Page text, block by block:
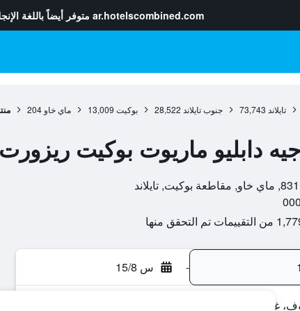
ar.hotelscombined.com متوفر أيضاً باللغة
تايلاند 73,743 جنوب تايلاند 28,522 بوكيت 13,009 ماي خاو 204
دابليو ماريوت بوكيت
التقييمات تم التحقق منها
- س 15/8